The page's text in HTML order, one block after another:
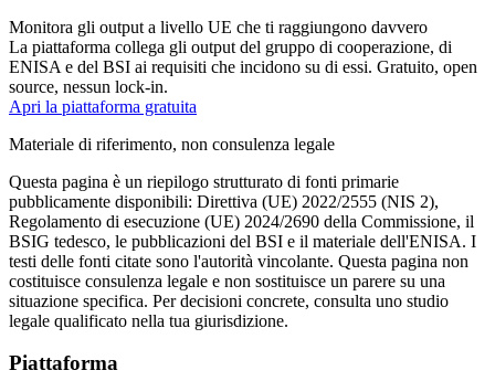
Monitora gli output a livello UE che ti raggiungono davvero
La piattaforma collega gli output del gruppo di cooperazione, di
ENISA e del BSI ai requisiti che incidono su di essi. Gratuito, open
source, nessun lock-in.
Apri la piattaforma gratuita
Materiale di riferimento, non consulenza legale
Questa pagina è un riepilogo strutturato di fonti primarie
pubblicamente disponibili: Direttiva (UE) 2022/2555 (NIS 2),
Regolamento di esecuzione (UE) 2024/2690 della Commissione, il
BSIG tedesco, le pubblicazioni del BSI e il materiale dell'ENISA. I
testi delle fonti citate sono l'autorità vincolante. Questa pagina non
costituisce consulenza legale e non sostituisce un parere su una
situazione specifica. Per decisioni concrete, consulta uno studio
legale qualificato nella tua giurisdizione.
Piattaforma